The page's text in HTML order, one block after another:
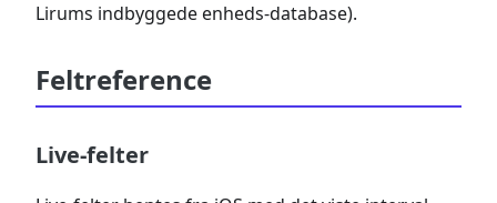
Lirums indbyggede enheds-database).
Feltreference
Live-felter